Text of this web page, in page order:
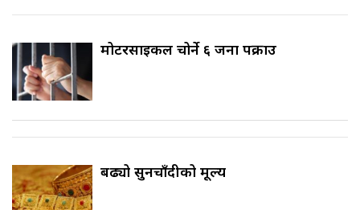
मोटरसाइकल चोर्ने ६ जना पक्राउ
बढ्यो सुनचाँदीको मूल्य